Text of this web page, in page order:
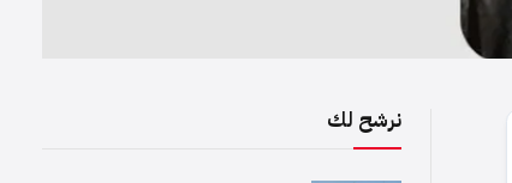
نرشح لك